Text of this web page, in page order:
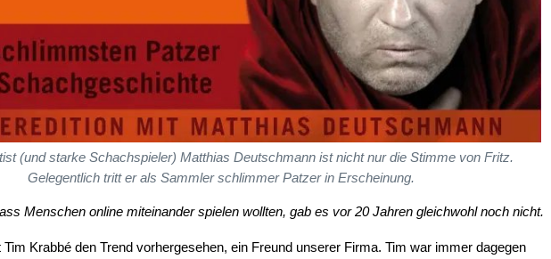
(und starke Schachspieler) Matthias Deutschmann ist nicht nur die Stimme von Fritz.
Gelegentlich tritt er als Sammler schlimmer Patzer in Erscheinung.
Menschen online miteinander spielen wollten, gab es vor 20 Jahren gleichwohl noch nicht.
Tim Krabbé den Trend vorhergesehen, ein Freund unserer Firma. Tim war immer dagegen